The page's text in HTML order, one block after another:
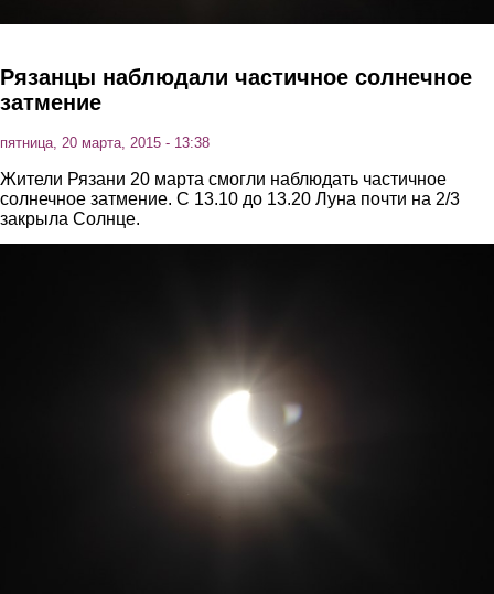
Рязанцы наблюдали частичное солнечное
затмение
пятница, 20 марта, 2015 - 13:38
Жители Рязани 20 марта смогли наблюдать частичное
солнечное затмение. С 13.10 до 13.20 Луна почти на 2/3
закрыла Солнце.